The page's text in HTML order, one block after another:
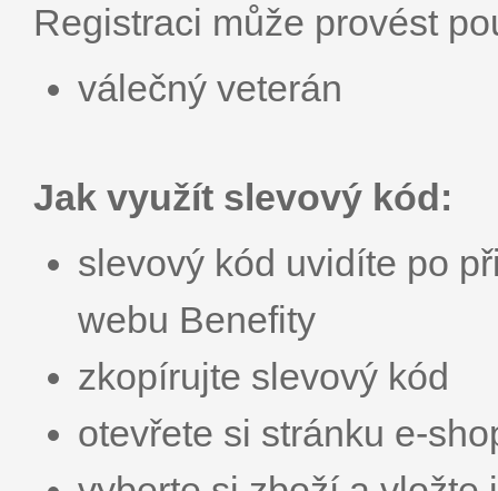
Registraci může provést
válečný veterán
Jak využít slevový kód:
slevový kód uvidíte po
webu Benefity
zkopírujte slevový kód
otevřete si stránku e-